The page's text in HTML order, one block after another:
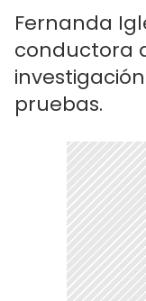
Fernanda
conductora
pruebas.